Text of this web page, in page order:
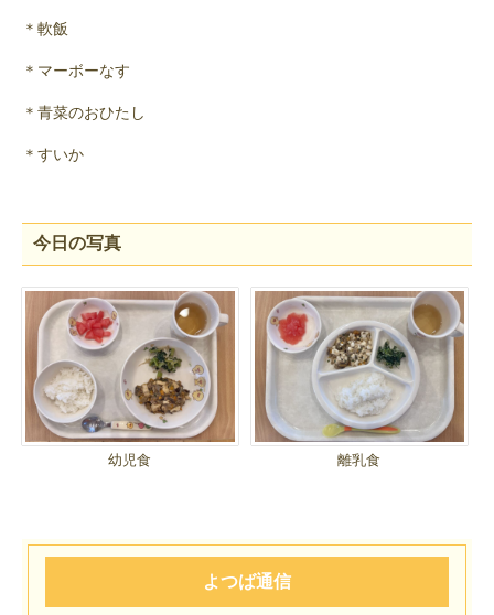
＊軟飯
＊マーボーなす
＊青菜のおひたし
＊すいか
今日の写真
幼児食 離乳食
よつば通信